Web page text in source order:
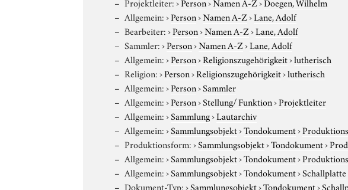
Allgemein:›Person›Namen A-Z›Lane, Adolf
Bearbeiter:›Person›Namen A-Z›Lane, Adolf
Sammler:›Person›Namen A-Z›Lane, Adolf
Allgemein:›Person›Religionszugehörigkeit›lutherisch
Religion:›Person›Religionszugehörigkeit›lutherisch
Allgemein:›Person›Sammler
Allgemein:›Person›Stellung/ Funktion›Projektleiter
Allgemein:›Sammlung›Lautarchiv
Allgemein:›Sammlungsobjekt›Tondokument›
Produktionsform:›Sammlungsobjekt›Tondokument›
Allgemein:›Sammlungsobjekt›Tondokument›
Allgemein:›Sammlungsobjekt›Tondokument›Schallplatte
Dokument-Typ:›Sammlungsobjekt›Tondokument›